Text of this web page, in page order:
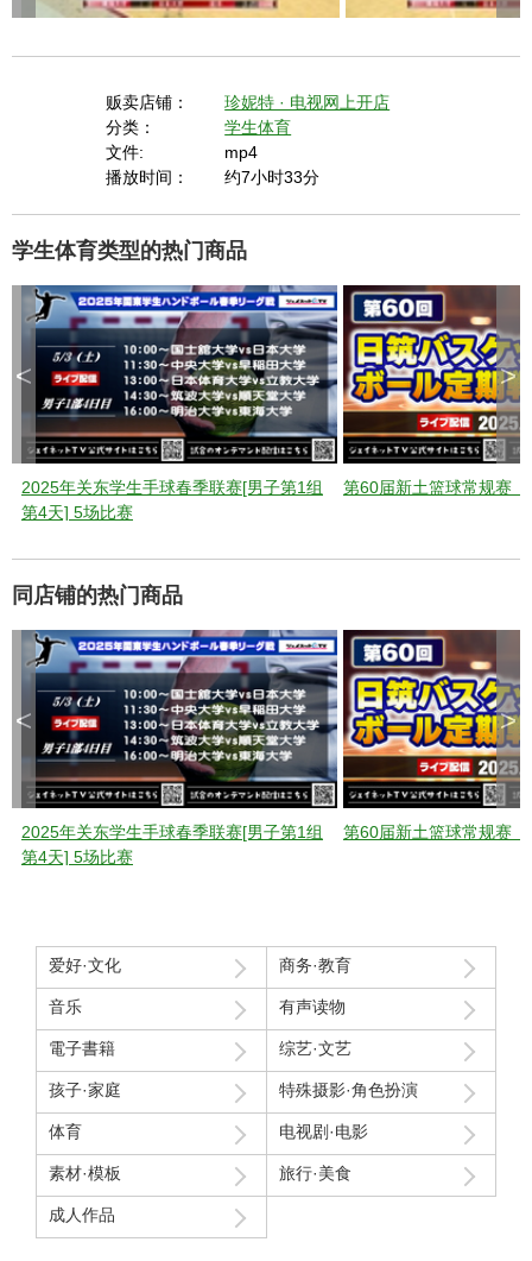
贩卖店铺：
珍妮特 · 电视网上开店
分类：
学生体育
文件:
mp4
播放时间：
约7小时33分
学生体育类型的热门商品
2025年关东学生手球春季联赛[男子第1组
第4天] 5场比赛
第60届新土篮球常规赛
< >
同店铺的热门商品
2025年关东学生手球春季联赛[男子第1组
第4天] 5场比赛
第60届新土篮球常规赛
< >
爱好·文化 商务·教育
音乐 有声读物
電子書籍 综艺·文艺
孩子·家庭 特殊摄影·角色扮演
体育 电视剧·电影
素材·模板 旅行·美食
成人作品